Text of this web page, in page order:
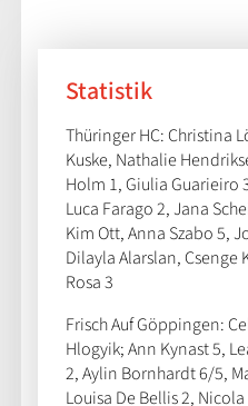
Statistik
Thüringer HC: Christina
Kuske, Nathalie
Holm 1, Giulia Guarieiro
Luca Farago 2, Jana
Kim Ott, Anna Szabo 5,
Dilayla Alarslan, Csenge
Rosa 3
Frisch Auf Göppingen:
Hlogyik; Ann Kynast 5,
2, Aylin Bornhardt 6/5,
Louisa De Bellis 2,